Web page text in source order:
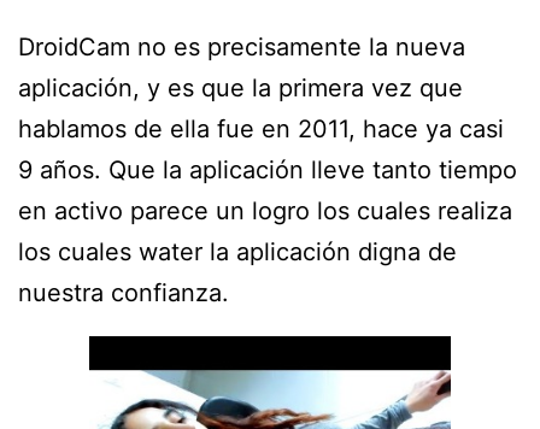
DroidCam no es precisamente la nueva
aplicación, y es que la primera vez que
hablamos de ella fue en 2011, hace ya casi
9 años. Que la aplicación lleve tanto tiempo
en activo parece un logro los cuales realiza
los cuales water la aplicación digna de
nuestra confianza.